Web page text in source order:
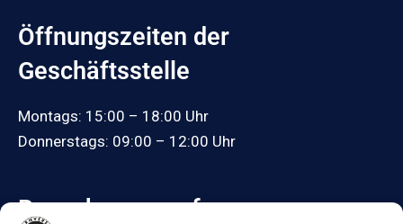
Öffnungszeiten der
Geschäftsstelle
Montags: 15:00 – 18:00 Uhr
Donnerstags: 09:00 – 12:00 Uhr
Besuche uns auf: